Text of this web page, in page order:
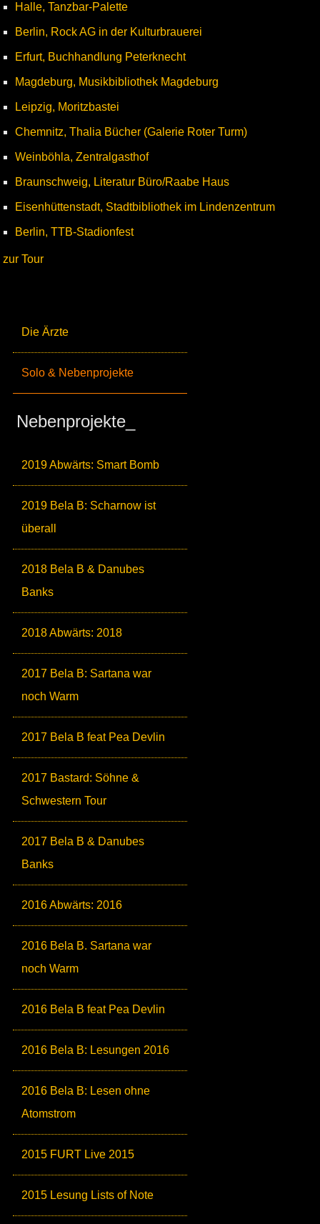
Die Ärzte
Solo & Nebenprojekte
Nebenprojekte_
2019 Abwärts: Smart Bomb
2019 Bela B: Scharnow ist
überall
2018 Bela B & Danubes
Banks
2018 Abwärts: 2018
2017 Bela B: Sartana war
noch Warm
2017 Bela B feat Pea Devlin
2017 Bastard: Söhne &
Schwestern Tour
2017 Bela B & Danubes
Banks
2016 Abwärts: 2016
2016 Bela B. Sartana war
noch Warm
2016 Bela B feat Pea Devlin
2016 Bela B: Lesungen 2016
2016 Bela B: Lesen ohne
Atomstrom
2015 FURT Live 2015
2015 Lesung Lists of Note
Halle, Tanzbar-Palette
Berlin, Rock AG in der Kulturbrauerei
Erfurt, Buchhandlung Peterknecht
Magdeburg, Musikbibliothek Magdeburg
Leipzig, Moritzbastei
Chemnitz, Thalia Bücher (Galerie Roter Turm)
Weinböhla, Zentralgasthof
Braunschweig, Literatur Büro/Raabe Haus
Eisenhüttenstadt, Stadtbibliothek im Lindenzentrum
Berlin, TTB-Stadionfest
zur Tour